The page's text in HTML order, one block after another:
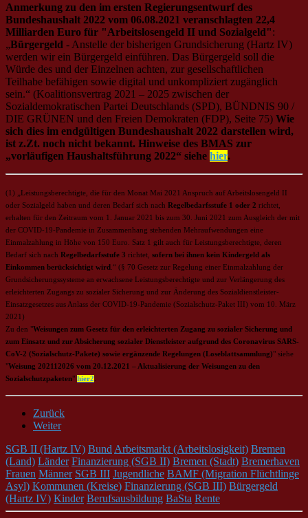
Anmerkung zu den im ersten Regierungsentwurf des
Bundeshaushalt 2022 vom 06.08.2021 veranschlagten 22,4
Milliarden Euro für "Arbeitslosengeld II und Sozialgeld":
„Bürgergeld - Anstelle der bisherigen Grundsicherung (Hartz IV)
werden wir ein Bürgergeld einführen. Das Bürgergeld soll die
Würde des und der Einzelnen achten, zur gesellschaftlichen
Teilhabe befähigen sowie digital und unkompliziert zugänglich
sein.“ (Koalitionsvertrag 2021 – 2025 zwischen der
Sozialdemokratischen Partei Deutschlands (SPD), BÜNDNIS 90 /
DIE GRÜNEN und den Freien Demokraten (FDP), Seite 75) Wie
sich dies im endgültigen Bundeshaushalt 2022 darstellen wird,
ist z.Zt. noch nicht bekannt. Hinweise des BMAS zur
„vorläufigen Haushaltsführung 2022“ siehe hier.
(1) „Leistungsberechtigte, die für den Monat Mai 2021 Anspruch auf Arbeitslosengeld II
oder Sozialgeld haben und deren Bedarf sich nach Regelbedarfsstufe 1 oder 2 richtet,
erhalten für den Zeitraum vom 1. Januar 2021 bis zum 30. Juni 2021 zum Ausgleich der mit
der COVID-19-Pandemie in Zusammenhang stehenden Mehraufwendungen eine
Einmalzahlung in Höhe von 150 Euro. Satz 1 gilt auch für Leistungsberechtigte, deren
Bedarf sich nach Regelbedarfsstufe 3 richtet, sofern bei ihnen kein Kindergeld als
Einkommen berücksichtigt wird .“ (§ 70 Gesetz zur Regelung einer Einmalzahlung der
Grundsicherungssysteme an erwachsene Leistungsberechtigte und zur Verlängerung des
erleichterten Zugangs zu sozialer Sicherung und zur Änderung des Sozialdienstleister-
Einsatzgesetzes aus Anlass der COVID-19-Pandemie (Sozialschutz-Paket III) vom 10. März
2021)
Zu den "Weisungen zum Gesetz für den erleichterten Zugang zu sozialer Sicherung und
zum Einsatz und zur Absicherung sozialer Dienstleister aufgrund des Coronavirus SARS-
CoV-2 (Sozialschutz-Pakete) sowie ergänzende Regelungen (Loseblattsammlung)" siehe
"Weisung 202112026 vom 20.12.2021 – Aktualisierung der Weisungen zu den
Sozialschutzpaketen" hier2
Zurück
Weiter
SGB II (Hartz IV) Bund Arbeitsmarkt (Arbeitslosigkeit) Bremen
(Land) Länder Finanzierung (SGB II) Bremen (Stadt) Bremerhaven
Frauen Männer SGB III Jugendliche BAMF (Migration Flüchtlinge
Asyl) Kommunen (Kreise) Finanzierung (SGB III) Bürgergeld
(Hartz IV) Kinder Berufsausbildung BaSta Rente